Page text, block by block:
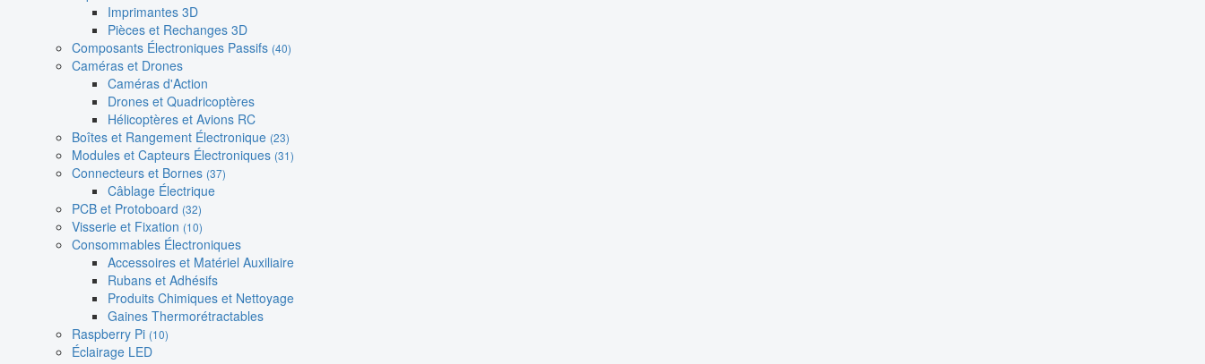
Imprimantes 3D
Pièces et Rechanges 3D
Composants Électroniques Passifs (40)
Caméras et Drones
Caméras d'Action
Drones et Quadricoptères
Hélicoptères et Avions RC
Boîtes et Rangement Électronique (23)
Modules et Capteurs Électroniques (31)
Connecteurs et Bornes (37)
Câblage Électrique
PCB et Protoboard (32)
Visserie et Fixation (10)
Consommables Électroniques
Accessoires et Matériel Auxiliaire
Rubans et Adhésifs
Produits Chimiques et Nettoyage
Gaines Thermorétractables
Raspberry Pi (10)
Éclairage LED